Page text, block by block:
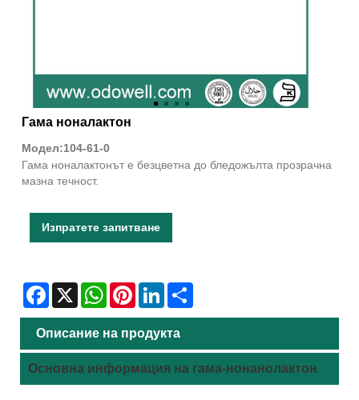
Гама ноналактон
Модел:104-61-0
Гама ноналактонът е безцветна до бледожълта прозрачна
мазна течност.
Изпратете запитване
Facebook
X WhatsAppPinterestLinkedIn
Описание на продукта
Основна информация на гама-нонанолактон